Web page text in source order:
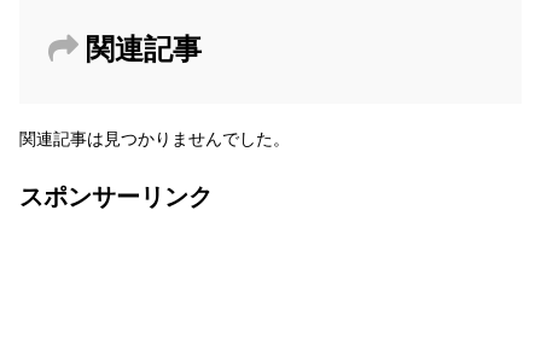
関連記事
関連記事は見つかりませんでした。
スポンサーリンク